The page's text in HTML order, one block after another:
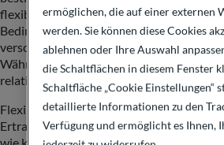
flexiblen Allokationsansatz können
Bedingungen reagieren – sei es als
verschiebende Zyklen, Schwankungen in
Währungsschocks oder Sektor-
relative Performancegefüge schnell
Flexibilität eröffnet Portfolios den
Ertragsquellen. Dazu zählen u.a.
ermöglichen, die auf einer externen
werden. Sie können diese Cookies
ablehnen oder Ihre Auswahl
die Schaltflächen in diesem Fenster
Schaltfläche „Cookie Einstellungen“
detaillierte Informationen zu den
Verfügung und ermöglicht es Ihnen,